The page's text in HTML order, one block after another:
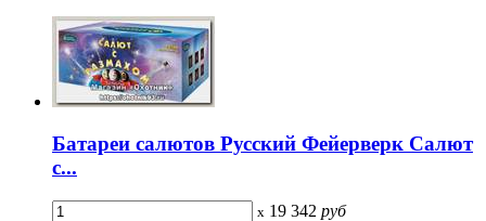
Батареи салютов Русский Фейерверк Салют
с...
x 19 342 руб